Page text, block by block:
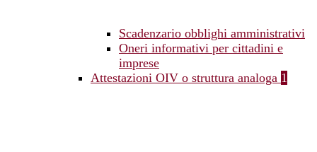
Scadenzario obblighi amministrativi
Oneri informativi per cittadini e
imprese
Attestazioni OIV o struttura analoga 1